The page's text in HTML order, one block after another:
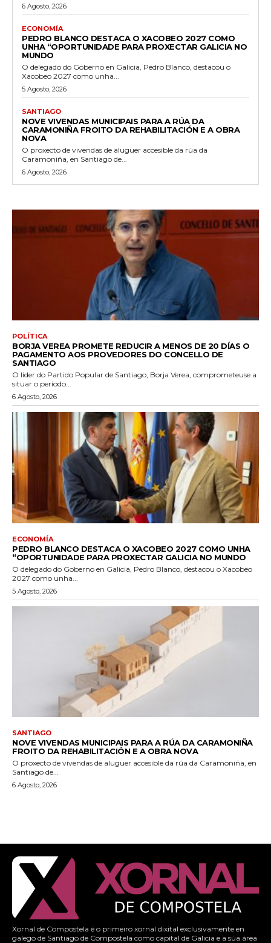
6 Agosto, 2026
ECONOMÍA
PEDRO BLANCO DESTACA O XACOBEO 2027 COMO
UNHA “OPORTUNIDADE PARA PROXECTAR GALICIA NO
MUNDO
O delegado do Goberno en Galicia, Pedro Blanco, destacou o
Xacobeo 2027 como unha...
5 Agosto, 2026
SANTIAGO
NOVE VIVENDAS MUNICIPAIS PARA A RÚA DA
CARAMONIÑA FROITO DA REHABILITACIÓN E A OBRA
NOVA
O proxecto de vivendas de aluguer accesible da rúa da
Caramoniña, en Santiago de...
6 Agosto, 2026
POLÍTICA
BORJA VEREA PROMETE REDUCIR A MENOS DE 20 DÍAS O
PAGAMENTO AOS PROVEDORES DO CONCELLO DE
SANTIAGO
O líder do Partido Popular de Santiago, Borja Verea, comprometeuse a
situar o período...
6 Agosto, 2026
ECONOMÍA
PEDRO BLANCO DESTACA O XACOBEO 2027 COMO UNHA
“OPORTUNIDADE PARA PROXECTAR GALICIA NO MUNDO
O delegado do Goberno en Galicia, Pedro Blanco, destacou o Xacobeo
2027 como unha...
5 Agosto, 2026
SANTIAGO
NOVE VIVENDAS MUNICIPAIS PARA A RÚA DA CARAMONIÑA
FROITO DA REHABILITACIÓN E A OBRA NOVA
O proxecto de vivendas de aluguer accesible da rúa da Caramoniña, en
Santiago de...
6 Agosto, 2026
Xornal de Compostela é o primeiro xornal dixital exclusivamente en
galego de Santiago de Compostela como capital de Galicia e a súa área